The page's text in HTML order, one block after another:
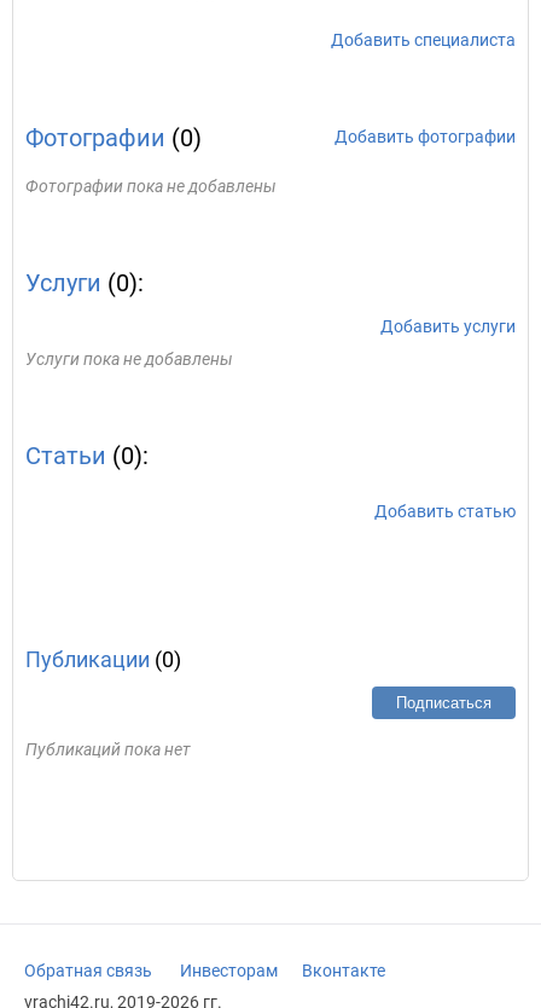
Добавить специалиста
Фотографии (0) Добавить фотографии
Фотографии пока не добавлены
Услуги (0):
Добавить услуги
Услуги пока не добавлены
Статьи (0):
Добавить статью
Публикации (0)
Подписаться
Публикаций пока нет
Обратная связь Инвесторам
Вконтакте
vrachi42.ru, 2019-2026 гг.